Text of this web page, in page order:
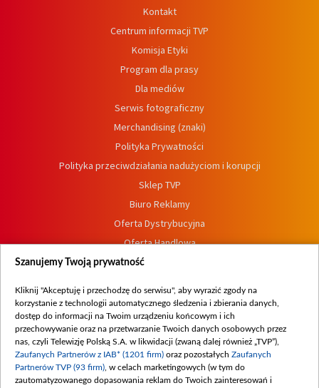
Kontakt
Centrum informacji TVP
Komisja Etyki
Program dla prasy
Dla mediów
Serwis fotograficzny
Merchandising (znaki)
Polityka Prywatności
Polityka przeciwdziałania nadużyciom i korupcji
Sklep TVP
Biuro Reklamy
Oferta Dystrybucyjna
Oferta Handlowa
Dostępność
Procedura zgłoszeń wewnętrznych
Szanujemy Twoją prywatność
Kliknij "Akceptuję i przechodzę do serwisu", aby wyrazić zgody na
korzystanie z technologii automatycznego śledzenia i zbierania danych,
dostęp do informacji na Twoim urządzeniu końcowym i ich
przechowywanie oraz na przetwarzanie Twoich danych osobowych przez
nas, czyli Telewizję Polską S.A. w likwidacji (zwaną dalej również „TVP”),
Zaufanych Partnerów z IAB* (1201 firm) oraz pozostałych Zaufanych
Partnerów TVP (93 firm) , w celach marketingowych (w tym do
zautomatyzowanego dopasowania reklam do Twoich zainteresowań i